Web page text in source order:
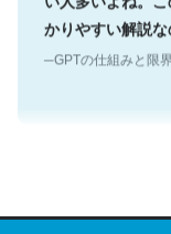
かりやすい解説
説してる記事が少